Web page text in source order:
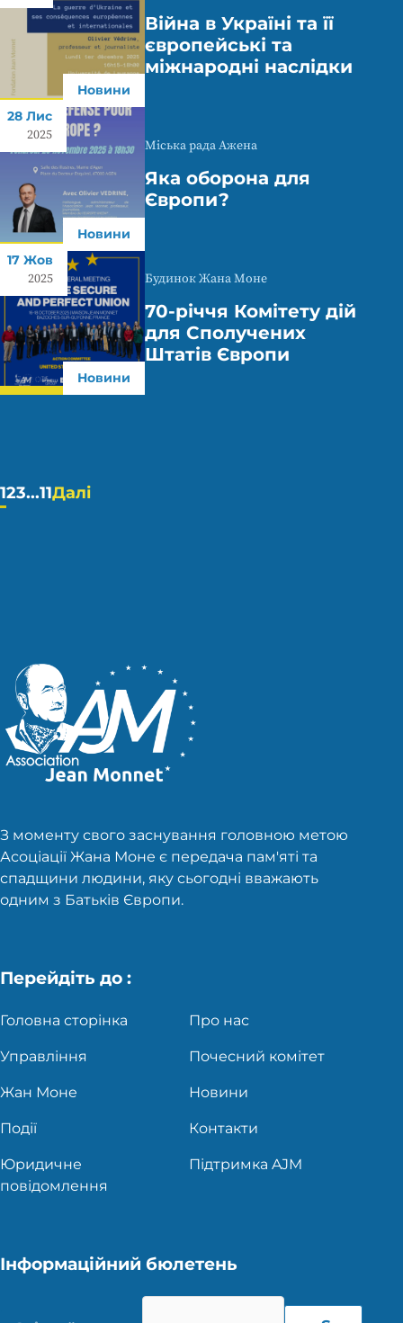
Новини
Війна в Україні та її
європейські та
міжнародні наслідки
28 Лис
2025
Новини
Міська рада Ажена
Яка оборона для
Європи?
17 Жов
2025
Новини
Будинок Жана Моне
70-річчя Комітету дій
для Сполучених
Штатів Європи
Пагінація
123...11Далі
З моменту свого заснування головною метою
Асоціації Жана Моне є передача пам'яті та
спадщини людини, яку сьогодні вважають
одним з Батьків Європи.
Перейдіть до :
Головна сторінка Про нас
Управління Почесний комітет
Жан Моне Новини
Події Контакти
Юридичне
повідомлення
Підтримка AJM
Інформаційний бюлетень